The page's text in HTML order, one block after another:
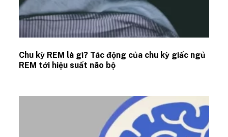
Chu kỳ REM là gì? Tác động của chu kỳ giấc ngủ
REM tới hiệu suất não bộ